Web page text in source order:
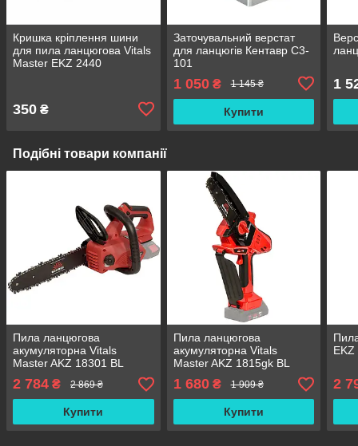
Кришка кріплення шини
для пила ланцюгова Vitals
Master EKZ 2440
350 ₴
Заточувальний верстат
для ланцюгів Кентавр С3-
101
1 050₴ 1 145 ₴
Купити
1
Подібні товари компанії
Пила ланцюгова
акумуляторна Vitals
Master AKZ 18301 BL
SmartLine+ (каркас)
2 784 ₴ 2 869 ₴
Купити
Пила ланцюгова
акумуляторна Vitals
Master AKZ 1815gk BL
Premium (каркас)
1 680₴ 1 909 ₴
Купити
2